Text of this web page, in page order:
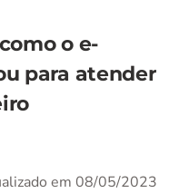
o e-
para atender
em 08/05/2023